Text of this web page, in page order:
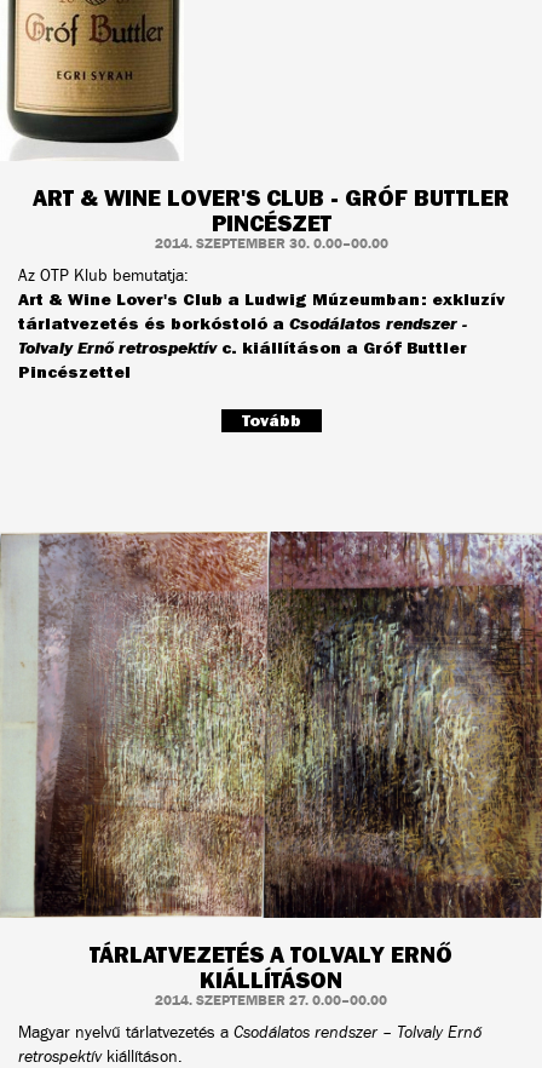
ART & WINE LOVER'S CLUB - GRÓF BUTTLER
PINCÉSZET
2014. SZEPTEMBER 30. 0.00–00.00
Az OTP Klub bemutatja:
Art & Wine Lover's Club a Ludwig Múzeumban: exkluzív
tárlatvezetés és borkóstoló a Csodálatos rendszer -
Tolvaly Ernő retrospektívc. kiállításon a Gróf Buttler
Pincészettel
Tovább
TÁRLATVEZETÉS A TOLVALY ERNŐ
KIÁLLÍTÁSON
2014. SZEPTEMBER 27. 0.00–00.00
Magyar nyelvű tárlatvezetés a Csodálatos rendszer – Tolvaly Ernő
retrospektívkiállításon.